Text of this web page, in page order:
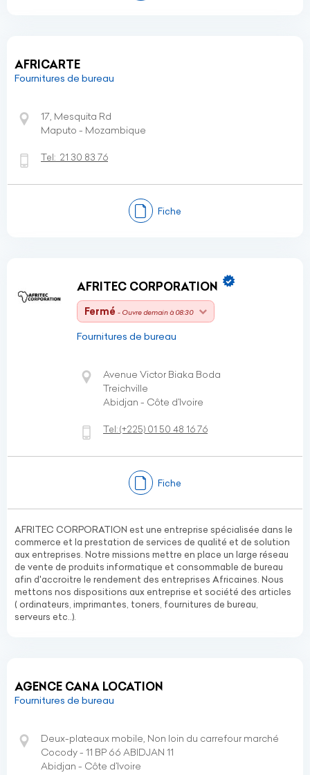
AFRICARTE
Fournitures de bureau
17, Mesquita Rd
Maputo - Mozambique
Tel: 21 30 83 76
Fiche
AFRITEC CORPORATION
Fermé - Ouvre demain à 08:30
Fournitures de bureau
Avenue Victor Biaka Boda
Treichville
Abidjan - Côte d’Ivoire
Tel:(+225) 01 50 48 16 76
Fiche
AFRITEC CORPORATION est une entreprise spécialisée dans le
commerce et la prestation de services de qualité et de solution
aux entreprises. Notre missions mettre en place un large réseau
de vente de produits informatique et consommable de bureau
afin d'accroitre le rendement des entreprises Africaines. Nous
mettons nos dispositions aux entreprise et société des articles
( ordinateurs, imprimantes, toners, fournitures de bureau,
serveurs etc..).
AGENCE CANA LOCATION
Fournitures de bureau
Deux-plateaux mobile, Non loin du carrefour marché
Cocody - 11 BP 66 ABIDJAN 11
Abidjan - Côte d’Ivoire